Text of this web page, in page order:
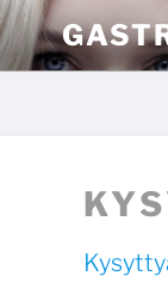
Siirry
sisältöön